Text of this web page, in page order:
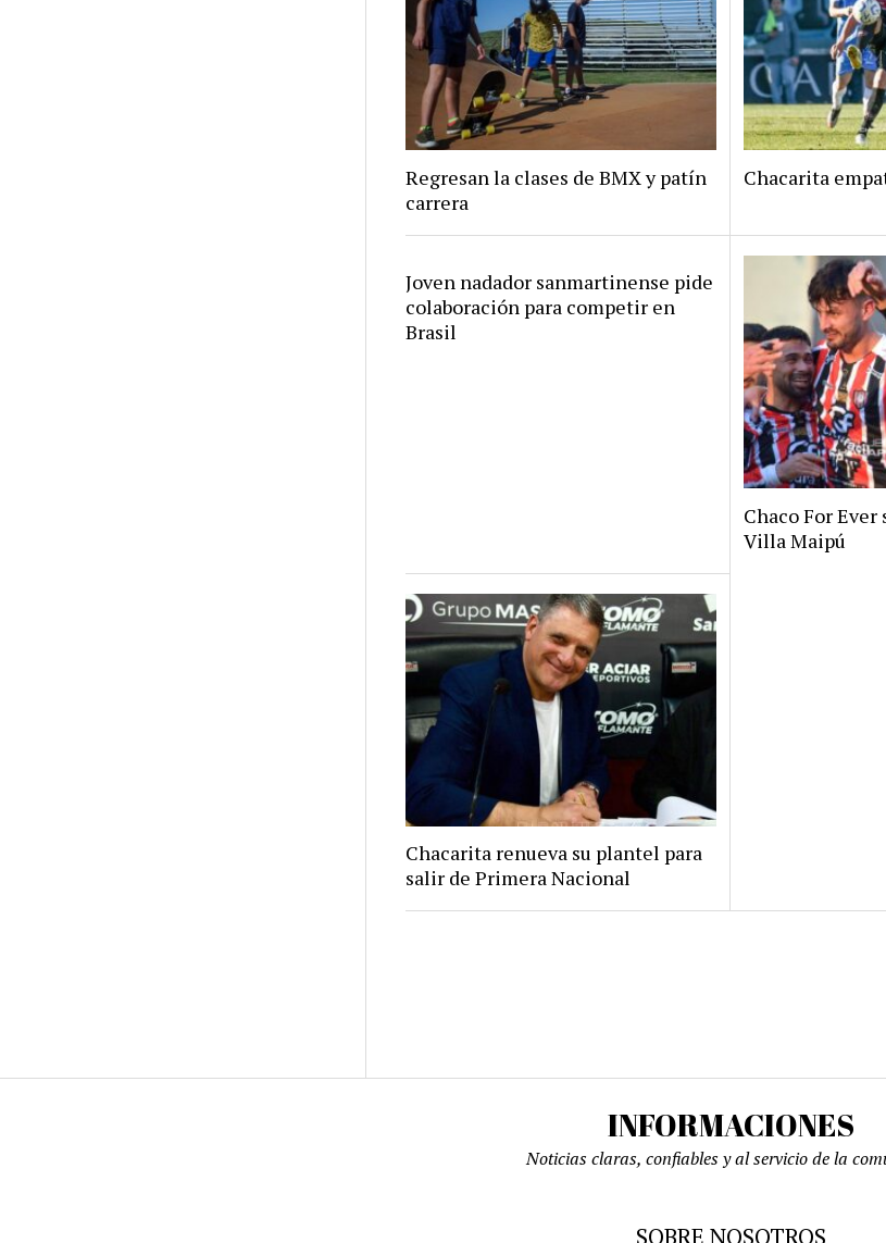
Regresan la clases de BMX y patín
carrera
Chacarita
Joven nadador sanmartinense pide
colaboración para competir en
Brasil
Chaco For
Villa Maipú
Chacarita renueva su plantel para
salir de Primera Nacional
INFORMACIONES
Noticias claras, confiables y al servicio de la
SOBRE NOSOTROS